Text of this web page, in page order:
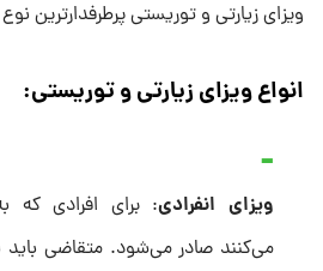
ویزای زیارتی و توریستی پرطرفدارترین
انواع ویزای زیارتی و توریستی:
ویزای انفرادی: برای افرادی
می‌کنند صادر می‌شود. متقاضی باید